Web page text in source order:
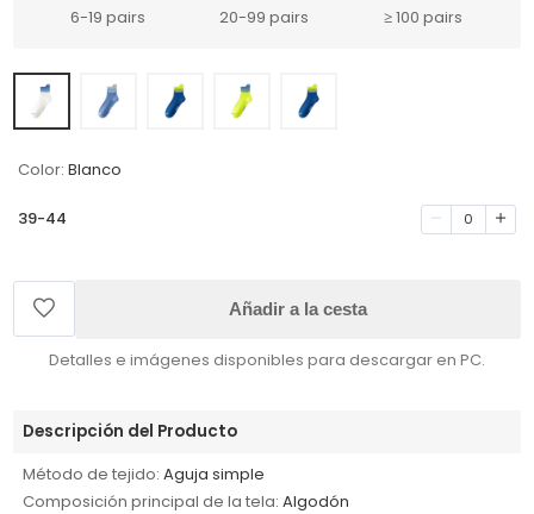
6-19 pairs 20-99 pairs ≥ 100 pairs
Color: Blanco
39-44 0
Añadir a la cesta
Detalles e imágenes disponibles para descargar en PC.
Descripción del Producto
Método de tejido: Aguja simple
Composición principal de la tela: Algodón